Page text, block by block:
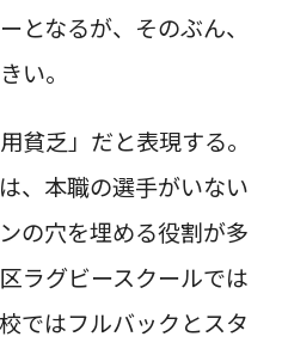
となるが、そのぶん、
い。
貧乏」だと表現する。
、本職の選手がいない
の穴を埋める役割が多
ラグビースクールでは
ではフルバックとスタ